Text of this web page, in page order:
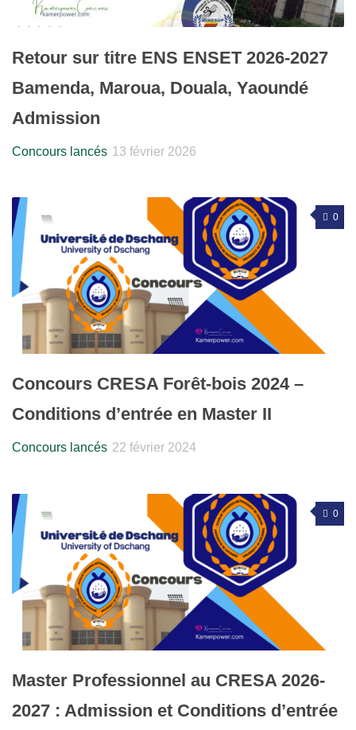
Retour sur titre ENS ENSET 2026-2027
Bamenda, Maroua, Douala, Yaoundé
Admission
Concours lancés 13 février 2026
0
Concours CRESA Forêt-bois 2024 –
Conditions d’entrée en Master II
Concours lancés 22 février 2024
0
Master Professionnel au CRESA 2026-
2027 : Admission et Conditions d’entrée